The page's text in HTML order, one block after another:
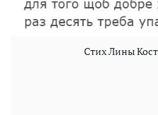
Стих Лины